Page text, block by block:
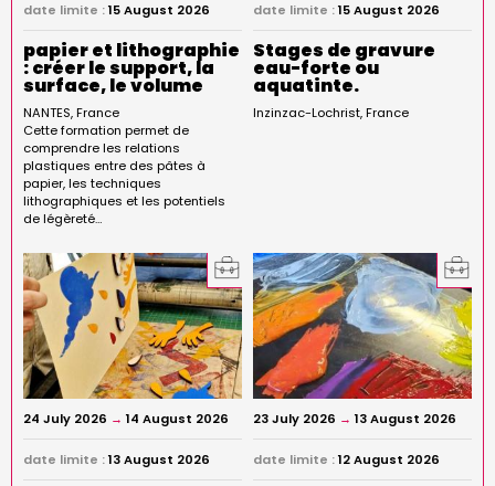
date limite :15 August 2026
papier et lithographie
: créer le support, la
surface, le volume
NANTES France
Cette formation permet de
comprendre les relations
plastiques entre des pâtes à
papier, les techniques
lithographiques et les potentiels
de légèreté…
date limite :15 August 2026
Stages de gravure
eau-forte ou
aquatinte.
Inzinzac-Lochrist France
24 July 2026 → 14 August 2026
date limite :13 August 2026
23 July 2026 → 13 August 2026
date limite :12 August 2026